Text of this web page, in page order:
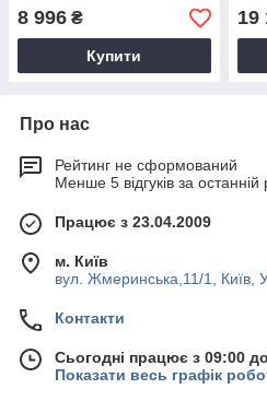
8 996 ₴
Купити
19
Про нас
Рейтинг не сформований
Менше 5 відгуків за останній
Працює з 23.04.2009
м. Київ
вул. Жмеринська,11/1, Київ,
Контакти
Сьогодні працює з 09:00
Показати весь графік